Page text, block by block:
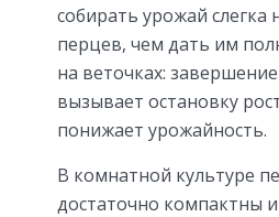
собирать урожай слегка
перцев, чем дать им
на веточках:
вызывает остановку
понижает урожайность.
В комнатной культуре
достаточно компактны